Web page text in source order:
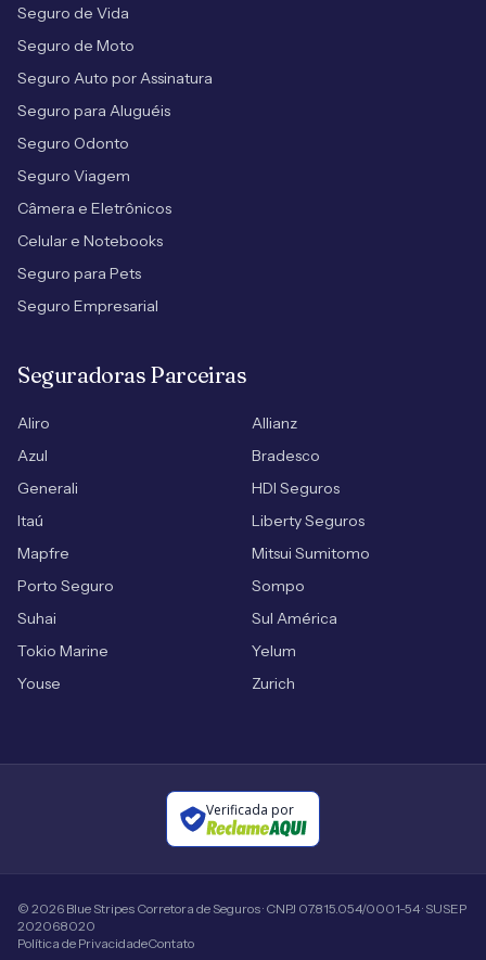
Seguro de Vida
Seguro de Moto
Seguro Auto por Assinatura
Seguro para Aluguéis
Seguro Odonto
Seguro Viagem
Câmera e Eletrônicos
Celular e Notebooks
Seguro para Pets
Seguro Empresarial
Seguradoras Parceiras
Aliro
Allianz
Azul
Bradesco
Generali
HDI Seguros
Itaú
Liberty Seguros
Mapfre
Mitsui Sumitomo
Porto Seguro
Sompo
Suhai
Sul América
Tokio Marine
Yelum
Youse
Zurich
Verificada por
© 2026 Blue Stripes Corretora de Seguros · CNPJ 07.815.054/0001-54 · SUSEP
202068020
Política de PrivacidadeContato